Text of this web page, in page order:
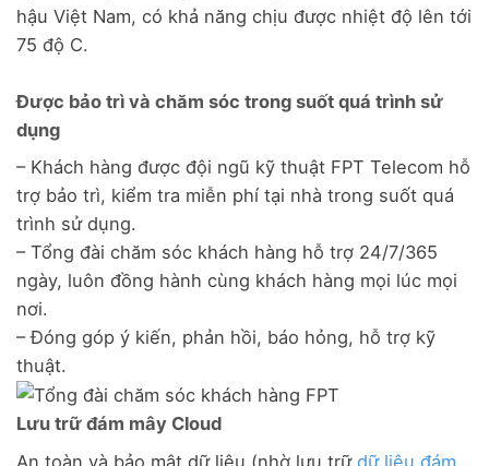
hậu Việt Nam, có khả năng chịu được nhiệt độ lên tới
75 độ C.
Được bảo trì và chăm sóc trong suốt quá trình sử
dụng
– Khách hàng được đội ngũ kỹ thuật FPT Telecom hỗ
trợ bảo trì, kiểm tra miễn phí tại nhà trong suốt quá
trình sử dụng.
– Tổng đài chăm sóc khách hàng hỗ trợ 24/7/365
ngày, luôn đồng hành cùng khách hàng mọi lúc mọi
nơi.
– Đóng góp ý kiến, phản hồi, báo hỏng, hỗ trợ kỹ
thuật.
Lưu trữ đám mây Cloud
An toàn và bảo mật dữ liệu (nhờ lưu trữ dữ liệu đám